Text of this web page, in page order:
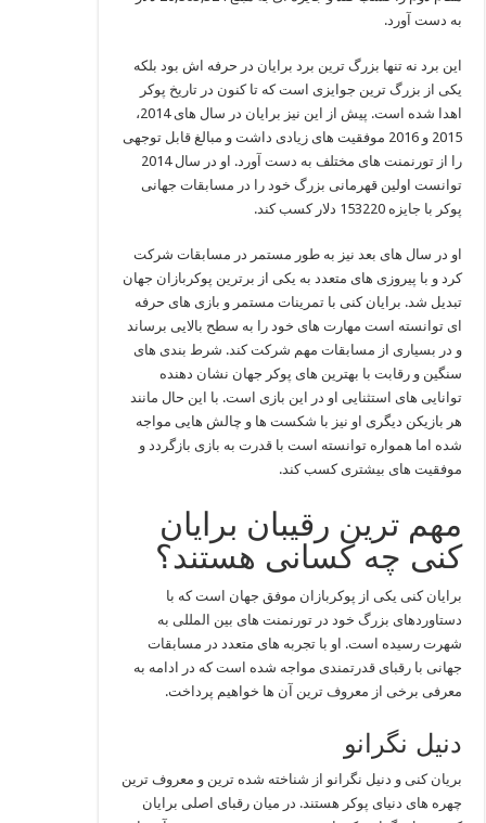
به دست آورد.
این برد نه تنها بزرگ‌ ترین برد برایان در حرفه‌ اش بود بلکه
یکی از بزرگ‌ ترین جوایزی است که تا کنون در تاریخ پوکر
اهدا شده است. پیش از این نیز برایان در سال‌ های 2014،
2015 و 2016 موفقیت‌ های زیادی داشت و مبالغ قابل توجهی
را از تورنمنت‌ های مختلف به دست آورد. او در سال 2014
توانست اولین قهرمانی بزرگ خود را در مسابقات جهانی
پوکر با جایزه 153220 دلار کسب کند.
او در سال‌ های بعد نیز به طور مستمر در مسابقات شرکت
کرد و با پیروزی‌ های متعدد به یکی از برترین پوکربازان جهان
تبدیل شد. برایان کنی با تمرینات مستمر و بازی‌ های حرفه‌
ای توانسته است مهارت‌ های خود را به سطح بالایی برساند
و در بسیاری از مسابقات مهم شرکت کند. شرط‌ بندی‌ های
سنگین و رقابت با بهترین‌ های پوکر جهان نشان‌ دهنده
توانایی‌ های استثنایی او در این بازی است. با این حال مانند
هر بازیکن دیگری او نیز با شکست‌ ها و چالش‌ هایی مواجه
شده اما همواره توانسته است با قدرت به بازی بازگردد و
موفقیت‌ های بیشتری کسب کند.
مهم ترین رقیبان برایان
کنی چه کسانی هستند؟
برایان کنی یکی از پوکربازان موفق جهان است که با
دستاوردهای بزرگ خود در تورنمنت‌ های بین‌ المللی به
شهرت رسیده است. او با تجربه‌ های متعدد در مسابقات
جهانی با رقبای قدرتمندی مواجه شده است که در ادامه به
معرفی برخی از معروف ترین آن ها خواهیم پرداخت.
دنیل نگرانو
بریان کنی و دنیل نگرانو از شناخته شده ترین و معروف‌ ترین
چهره‌ های دنیای پوکر هستند. در میان رقبای اصلی برایان